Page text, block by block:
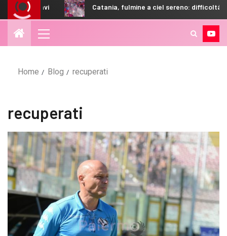
i ricavi Catania, fulmine a ciel sereno: difficoltà
Home Blog recuperati
recuperati